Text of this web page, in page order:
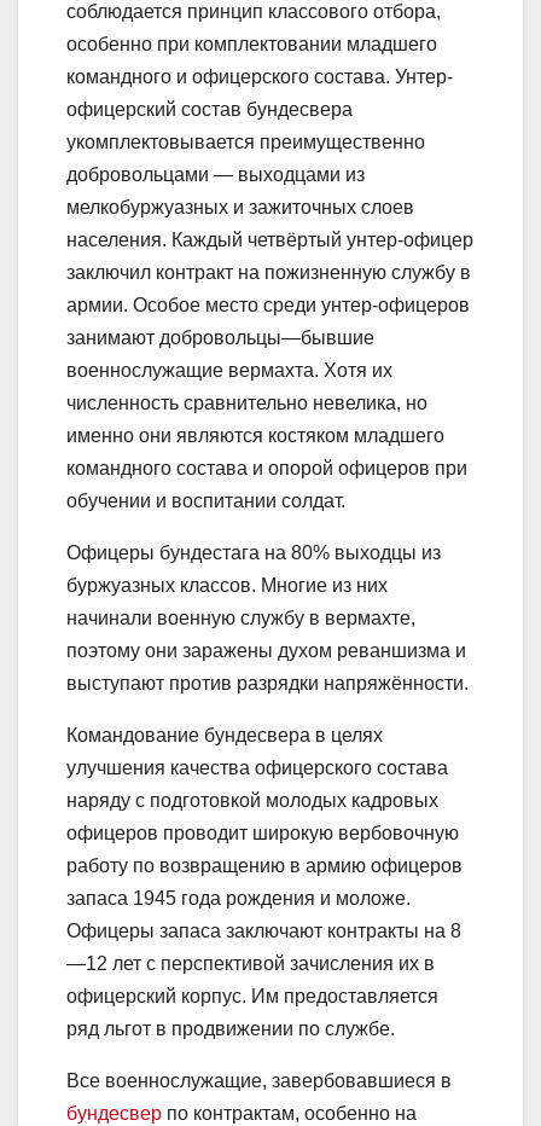
соблюдается принцип классового отбора,
особенно при комплектовании младшего
командного и офицерского состава. Унтер-
офицерский состав бундесвера
укомплектовывается преимущественно
добровольцами — выходцами из
мелкобуржуазных и зажиточных слоев
населения. Каждый четвёртый унтер-офицер
заключил контракт на пожизненную службу в
армии. Особое место среди унтер-офицеров
занимают добровольцы—бывшие
военнослужащие вермахта. Хотя их
численность сравнительно невелика, но
именно они являются костяком младшего
командного состава и опорой офицеров при
обучении и воспитании солдат.
Офицеры бундестага на 80% выходцы из
буржуазных классов. Многие из них
начинали военную службу в вермахте,
поэтому они заражены духом реваншизма и
выступают против разрядки напряжённости.
Командование бундесвера в целях
улучшения качества офицерского состава
наряду с подготовкой молодых кадровых
офицеров проводит широкую вербовочную
работу по возвращению в армию офицеров
запаса 1945 года рождения и моложе.
Офицеры запаса заключают контракты на 8
—12 лет с перспективой зачисления их в
офицерский корпус. Им предоставляется
ряд льгот в продвижении по службе.
Все военнослужащие, завербовавшиеся в
бундесвер по контрактам, особенно на